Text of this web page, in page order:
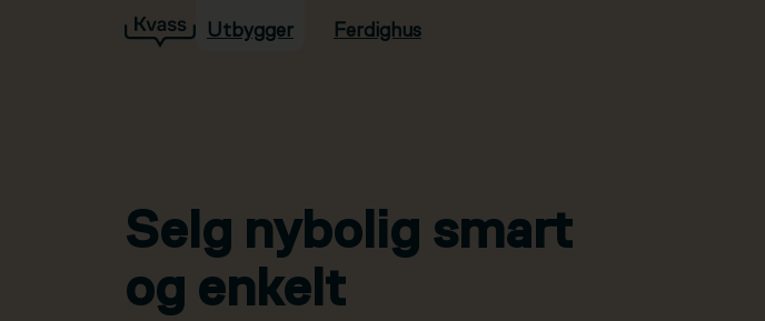
Hopp til hovedinnholdUtbygger Ferdighus
Selg nybolig smart
og enkelt